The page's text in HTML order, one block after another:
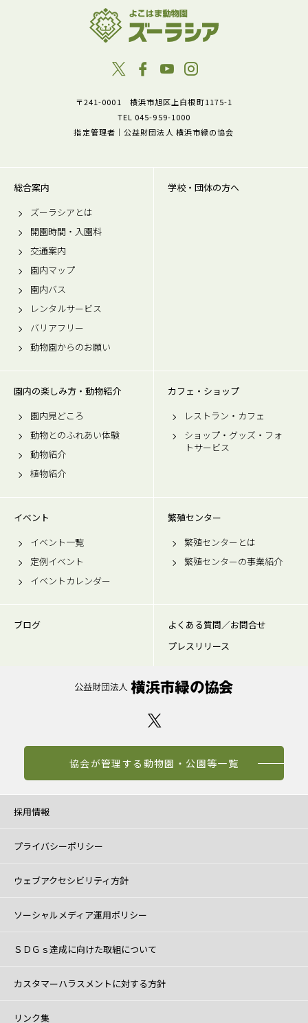
〒241-0001 横浜市旭区上白根町1175-1
TEL 045-959-1000
指定管理者｜公益財団法人 横浜市緑の協会
総合案内
ズーラシアとは
開園時間・入園料
交通案内
園内マップ
園内バス
レンタルサービス
バリアフリー
動物園からのお願い
学校・団体の方へ
園内の楽しみ方・動物紹介
園内見どころ
動物とのふれあい体験
動物紹介
植物紹介
カフェ・ショップ
レストラン・カフェ
ショップ・グッズ・フォ
トサービス
イベント
イベント一覧
定例イベント
イベントカレンダー
繁殖センター
繁殖センターとは
繁殖センターの事業紹介
ブログ
よくある質問／お問合せ
プレスリリース
協会が管理する動物園・公園等一覧
採用情報
プライバシーポリシー
ウェブアクセシビリティ方針
ソーシャルメディア運用ポリシー
ＳＤＧｓ達成に向けた取組について
カスタマーハラスメントに対する方針
リンク集